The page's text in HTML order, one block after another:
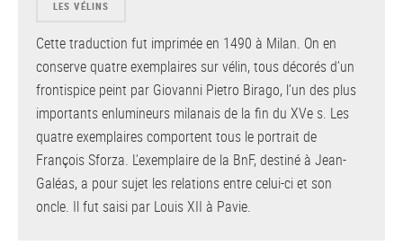
LES VÉLINS
Cette traduction fut imprimée en 1490 à Milan. On en
conserve quatre exemplaires sur vélin, tous décorés d’un
frontispice peint par Giovanni Pietro Birago, l’un des plus
importants enlumineurs milanais de la fin du XVe s. Les
quatre exemplaires comportent tous le portrait de
François Sforza. L’exemplaire de la BnF, destiné à Jean-
Galéas, a pour sujet les relations entre celui-ci et son
oncle. Il fut saisi par Louis XII à Pavie.